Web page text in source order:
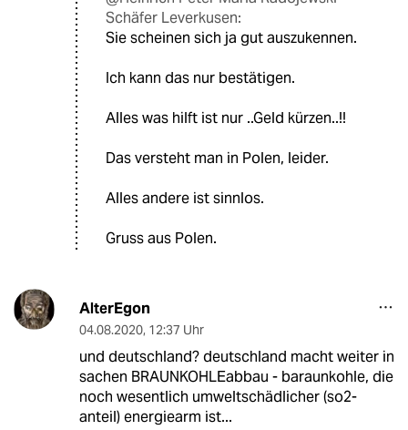
Schäfer Leverkusen:
Sie scheinen sich ja gut auszukennen.
Ich kann das nur bestätigen.
Alles was hilft ist nur ..Geld kürzen..!!
Das versteht man in Polen, leider.
Alles andere ist sinnlos.
Gruss aus Polen.
AlterEgon
04.08.2020, 12:37 Uhr
und deutschland? deutschland macht weiter in
sachen BRAUNKOHLEabbau - baraunkohle, die
noch wesentlich umweltschädlicher (so2-
anteil) energiearm ist...